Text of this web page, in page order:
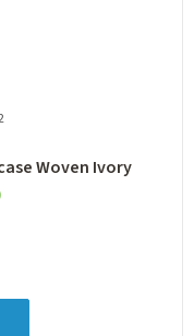
Woven Ivory